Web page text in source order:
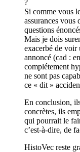
?
Si comme vous
assurances vous
questions
Mais je dois
exacerbé de voir
annoncé (cad :
complétement
ne sont pas
ce « dit »
En conclusion,
concrètes, ils
qui pourrait le
c’est-à-dire, de
HistoVec reste